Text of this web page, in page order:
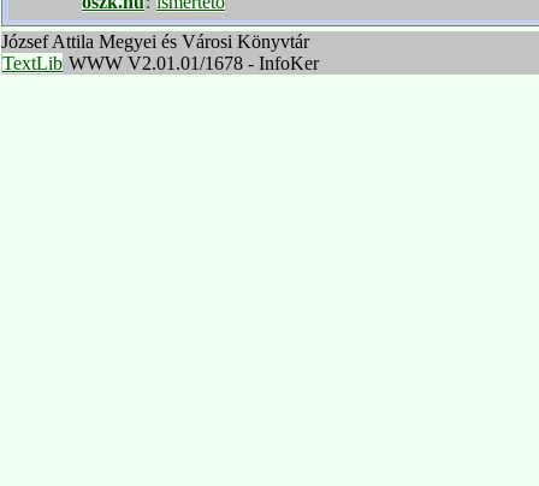
József Attila Megyei és Városi Könyvtár
TextLib WWW V2.01.01/1678 - InfoKer